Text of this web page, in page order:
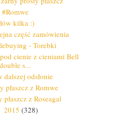
#Romwe
kilka :)
część zamówienia
- Torebki
cienie z cieniami Bell
double s...
dalszej odsłonie
płaszcz z Romwe
płaszcz z Roseagal
2015 (328)